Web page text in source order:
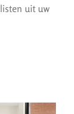
uit uw